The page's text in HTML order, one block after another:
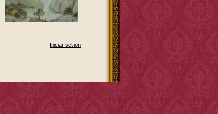
Iniciar sesión